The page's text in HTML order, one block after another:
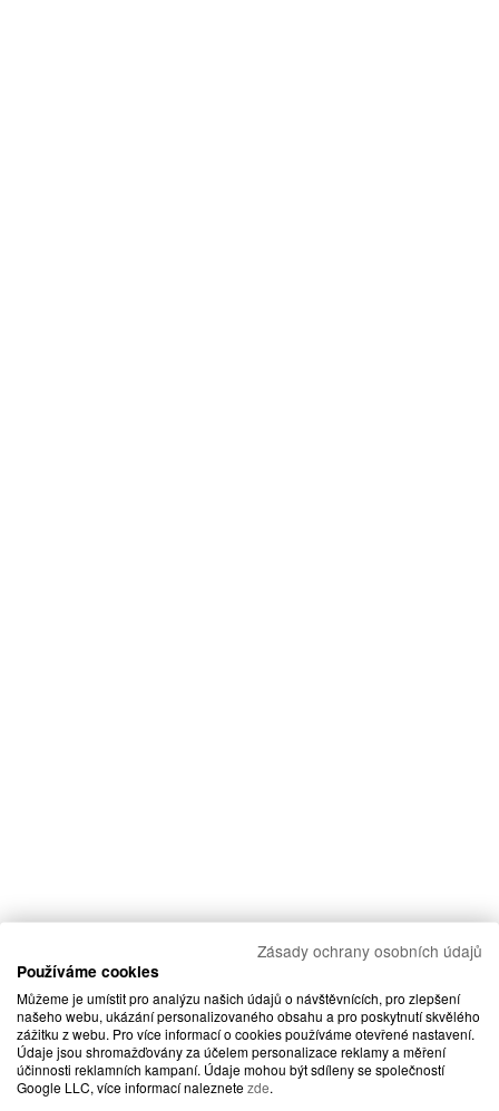
Zásady ochrany osobních údajů
Používáme cookies
Můžeme je umístit pro analýzu našich údajů o návštěvnících, pro zlepšení
našeho webu, ukázání personalizovaného obsahu a pro poskytnutí skvělého
zážitku z webu. Pro více informací o cookies používáme otevřené nastavení.
Údaje jsou shromažďovány za účelem personalizace reklamy a měření
účinnosti reklamních kampaní. Údaje mohou být sdíleny se společností
Google LLC, více informací naleznetezde.